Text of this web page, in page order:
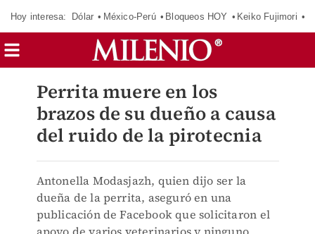
Hoy interesa: Dólar México-Perú Bloqueos HOY Keiko Fujimori
Perrita muere en los
brazos de su dueño a causa
del ruido de la pirotecnia
Antonella Modasjazh, quien dijo ser la
dueña de la perrita, aseguró en una
publicación de Facebook que solicitaron el